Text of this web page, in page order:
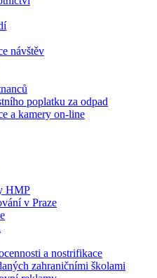
návštěv
poplatku za odpad
a kamery on-line
HMP
v Praze
a nostrifikace
zahraničními školami